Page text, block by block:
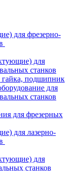
для фрезерно-
для
станков
подшипник
для
станков
для фрезерных
для лазерно-
для
станков